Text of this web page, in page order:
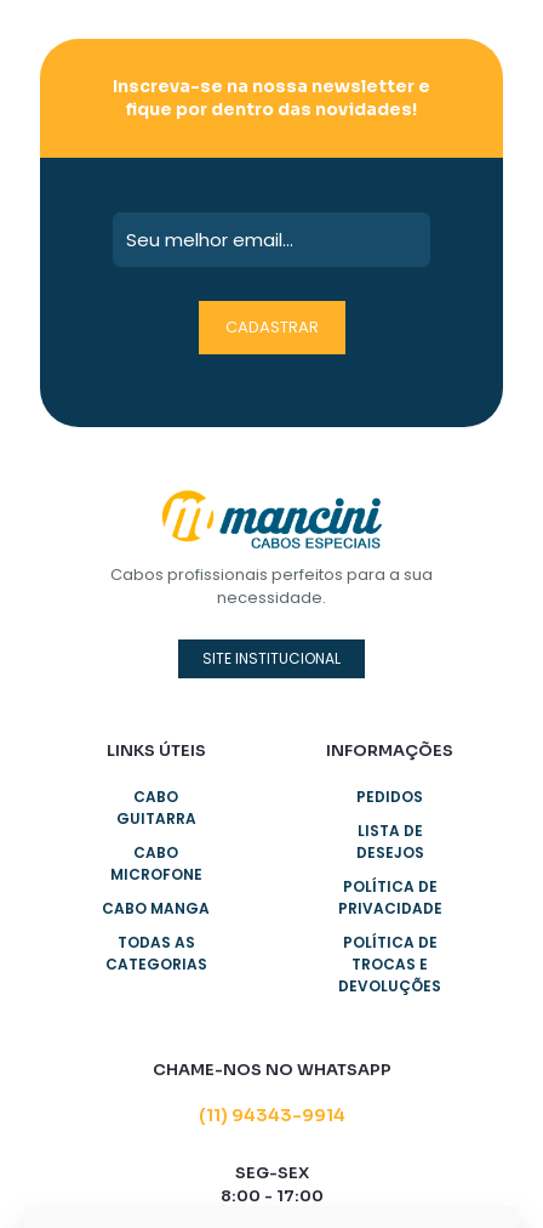
Inscreva-se na nossa newsletter e
fique por dentro das novidades!
Cabos profissionais perfeitos para a sua
necessidade.
SITE INSTITUCIONAL
LINKS ÚTEIS
CABO
GUITARRA
CABO
MICROFONE
CABO MANGA
TODAS AS
CATEGORIAS
INFORMAÇÕES
PEDIDOS
LISTA DE
DESEJOS
POLÍTICA DE
PRIVACIDADE
POLÍTICA DE
TROCAS E
DEVOLUÇÕES
CHAME-NOS NO WHATSAPP
(11) 94343-9914
SEG-SEX
8:00 - 17:00